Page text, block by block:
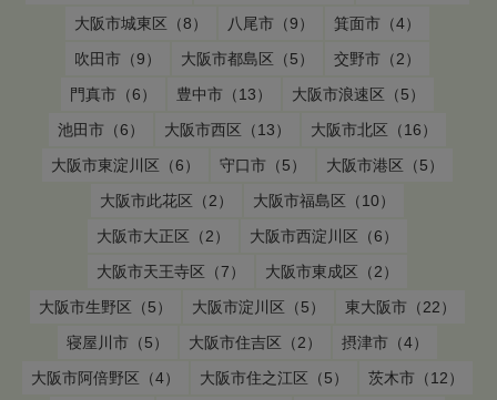
大阪市城東区（8）
八尾市（9）
箕面市（4）
吹田市（9）
大阪市都島区（5）
交野市（2）
門真市（6）
豊中市（13）
大阪市浪速区（5）
池田市（6）
大阪市西区（13）
大阪市北区（16）
大阪市東淀川区（6）
守口市（5）
大阪市港区（5）
大阪市此花区（2）
大阪市福島区（10）
大阪市大正区（2）
大阪市西淀川区（6）
大阪市天王寺区（7）
大阪市東成区（2）
大阪市生野区（5）
大阪市淀川区（5）
東大阪市（22）
寝屋川市（5）
大阪市住吉区（2）
摂津市（4）
大阪市阿倍野区（4）
大阪市住之江区（5）
茨木市（12）